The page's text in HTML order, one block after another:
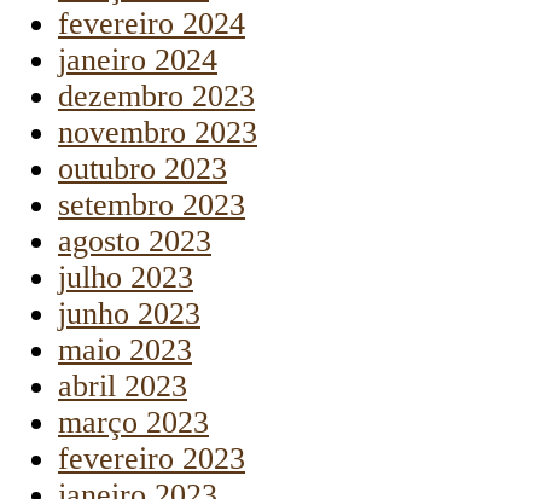
fevereiro 2024
janeiro 2024
dezembro 2023
novembro 2023
outubro 2023
setembro 2023
agosto 2023
julho 2023
junho 2023
maio 2023
abril 2023
março 2023
fevereiro 2023